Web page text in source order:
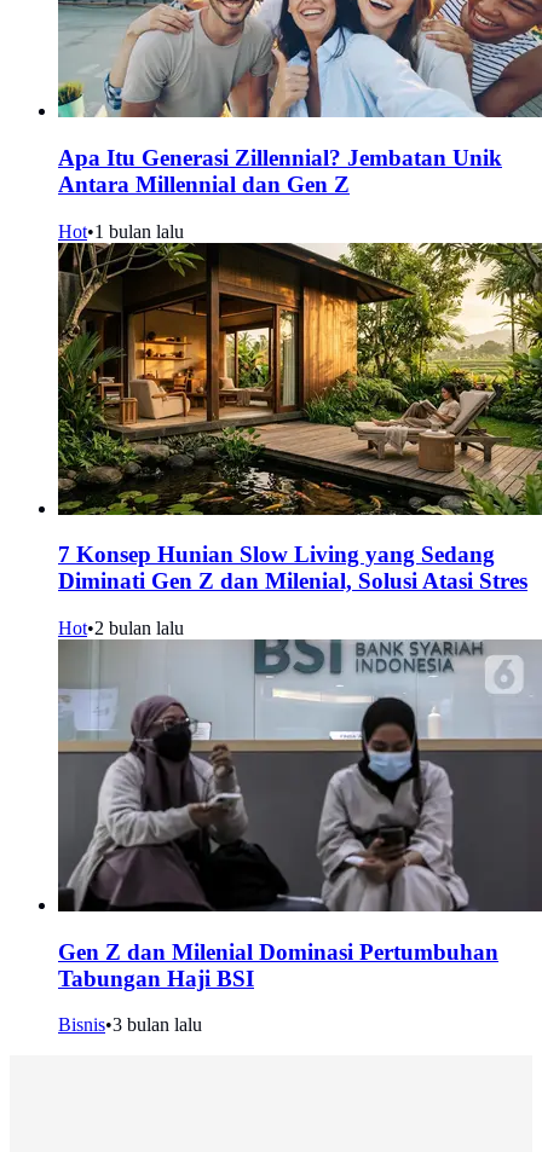
Apa Itu Generasi Zillennial? Jembatan Unik
Antara Millennial dan Gen Z
Hot•1 bulan lalu
7 Konsep Hunian Slow Living yang Sedang
Diminati Gen Z dan Milenial, Solusi Atasi Stres
Hot•2 bulan lalu
Gen Z dan Milenial Dominasi Pertumbuhan
Tabungan Haji BSI
Bisnis•3 bulan lalu